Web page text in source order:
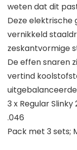
weten dat dit
Deze elektrische
vernikkeld
zeskantvormige
De effen snaren
vertind
3 x Regular Slinky
.046
Pack met 3 sets;